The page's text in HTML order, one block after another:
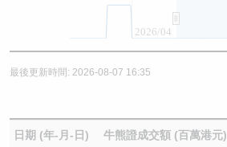
2026/04
最後更新時間: 2026-08-07 16:35
日期 (年-月-日) 牛熊證成交額 (百萬港元)